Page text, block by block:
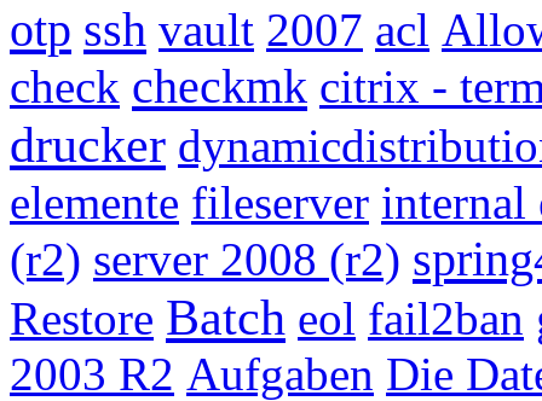
otp ssh vault 2007 acl
check checkmk citrix -
drucker
elemente fileserver internal
(r2) server 2008 (r2)
Restore Batch eol fail2ban
2003 R2 Aufgaben Die